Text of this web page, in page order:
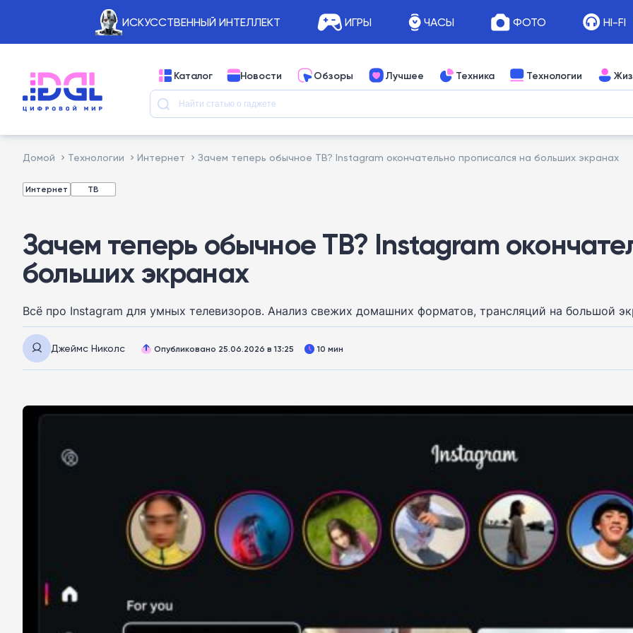
ИСКУССТВЕННЫЙ ИНТЕЛЛЕКТ ИГРЫ ЧАСЫ ФОТО HI-FI
Каталог Новости Обзоры Лучшее Техника Технологии
Домой Технологии Интернет Зачем теперь обычное ТВ? Instagram окончательно прописался на больших экранах
Интернет ТВ
Зачем теперь обычное ТВ? Instagram
больших экранах
Всё про Instagram для умных телевизоров. Анализ свежих домашних форматов, трансляций на большой
Джеймс Николс Опубликовано 25.06.2026 в 13:25 10 мин